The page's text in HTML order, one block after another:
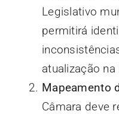
Legislativo
permitirá
atualização
Mapeamento
Câmara deve